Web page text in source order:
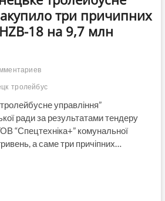
три причипних
18 на 9,7 млн
тролейбус
управління”
ради за результатами тендеру
“Спецтехніка+” комунальної
а саме три причіпних…